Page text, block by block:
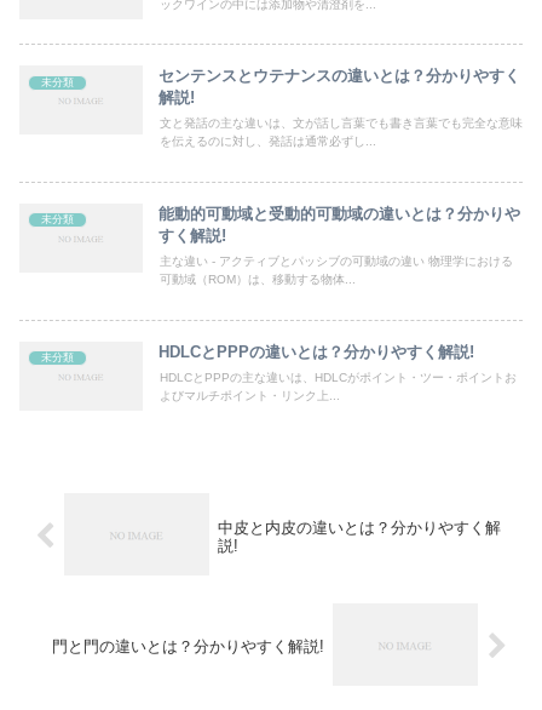
ックワインの中には添加物や清澄剤を...
未分類
センテンスとウテナンスの違いとは？分かりやすく
解説!
文と発話の主な違いは、文が話し言葉でも書き言葉でも完全な意味
を伝えるのに対し、発話は通常必ずし...
未分類
能動的可動域と受動的可動域の違いとは？分かりや
すく解説!
主な違い - アクティブとパッシブの可動域の違い 物理学における
可動域（ROM）は、移動する物体...
未分類 HDLCとPPPの違いとは？分かりやすく解説!
HDLCとPPPの主な違いは、HDLCがポイント・ツー・ポイントお
よびマルチポイント・リンク上...
中皮と内皮の違いとは？分かりやすく解
説!
門と門の違いとは？分かりやすく解説!